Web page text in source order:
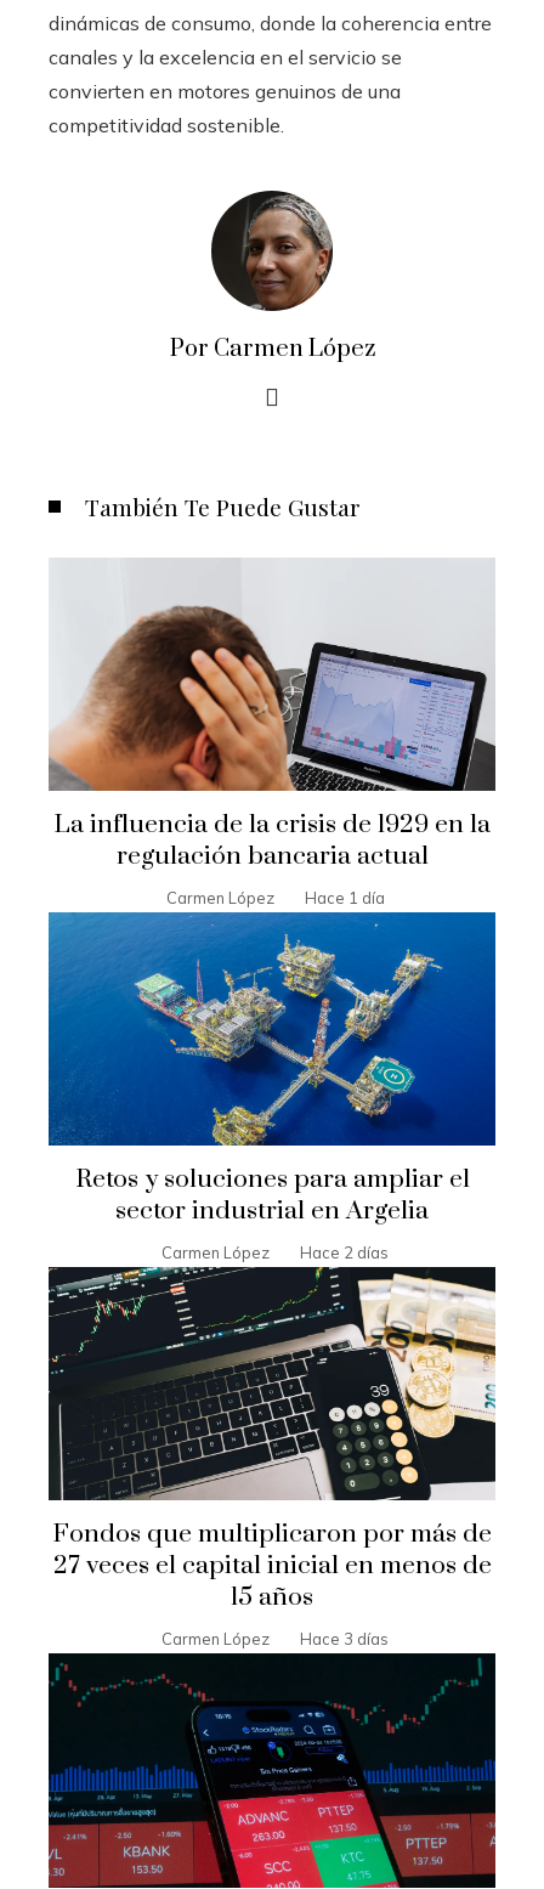
dinámicas de consumo, donde la coherencia entre
canales y la excelencia en el servicio se
convierten en motores genuinos de una
competitividad sostenible.
Por Carmen López
También Te Puede Gustar
La influencia de la crisis de 1929 en la
regulación bancaria actual
Carmen López Hace 1 día
Retos y soluciones para ampliar el
sector industrial en Argelia
Carmen López Hace 2 días
Fondos que multiplicaron por más de
27 veces el capital inicial en menos de
15 años
Carmen López Hace 3 días